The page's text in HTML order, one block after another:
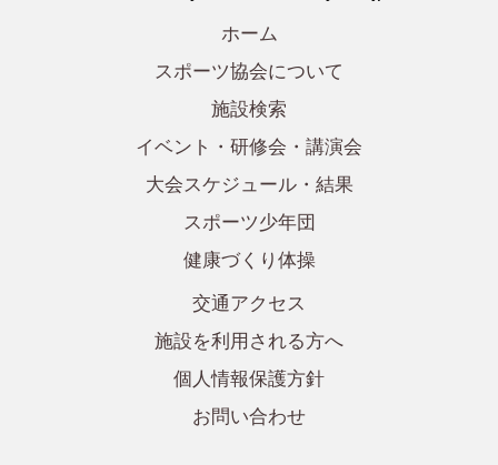
ホーム
スポーツ協会について
施設検索
イベント・研修会・講演会
大会スケジュール・結果
スポーツ少年団
健康づくり体操
交通アクセス
施設を利用される方へ
個人情報保護方針
お問い合わせ